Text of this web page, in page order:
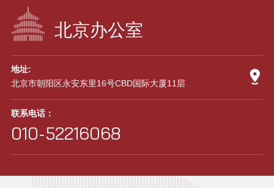
北京办公室
地址:
北京市朝阳区永安东里16号CBD国际大厦11层

联系电话：
010-52216068